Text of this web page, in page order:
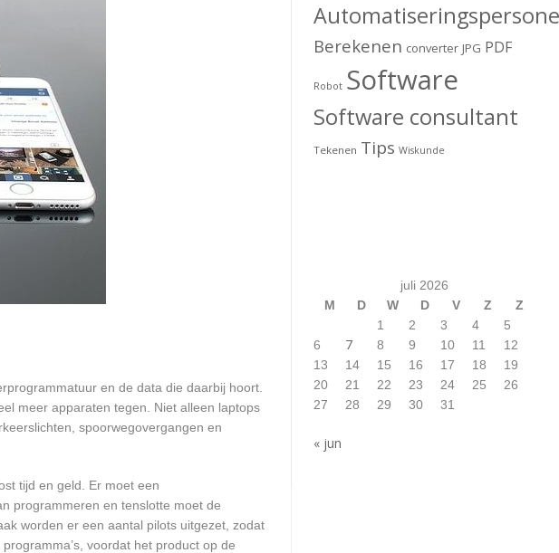
en de data die daarbij hoort.
meer apparaten tegen. Niet alleen laptops
spoorwegovergangen en
tijd en geld. Er moet een
programmeren en tenslotte moet de
worden er een aantal pilots uitgezet, zodat
voordat het product op de
Berekenen converter JPG PDF
Robot Software
Software consultant
Tekenen Tips Wiskunde
juli 2026
M
D W D V Z
Z
1
2 3 4
5
6
7 8 9 10 11
12
13
14 15 16 17 18
19
20
21 22 23 24 25
26
27
28 29 30 31
« jun